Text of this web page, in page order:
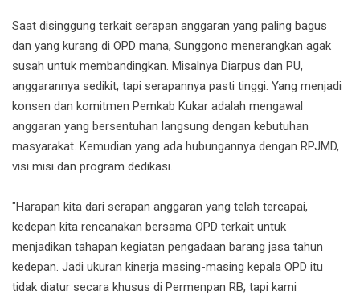
Saat disinggung terkait serapan anggaran yang paling bagus
dan yang kurang di OPD mana, Sunggono menerangkan agak
susah untuk membandingkan. Misalnya Diarpus dan PU,
anggarannya sedikit, tapi serapannya pasti tinggi. Yang menjadi
konsen dan komitmen Pemkab Kukar adalah mengawal
anggaran yang bersentuhan langsung dengan kebutuhan
masyarakat. Kemudian yang ada hubungannya dengan RPJMD,
visi misi dan program dedikasi.
"Harapan kita dari serapan anggaran yang telah tercapai,
kedepan kita rencanakan bersama OPD terkait untuk
menjadikan tahapan kegiatan pengadaan barang jasa tahun
kedepan. Jadi ukuran kinerja masing-masing kepala OPD itu
tidak diatur secara khusus di Permenpan RB, tapi kami